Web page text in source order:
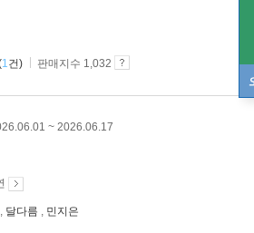
1건) 판매지수 1,032
~ 2026.06.17
달다름 민지은